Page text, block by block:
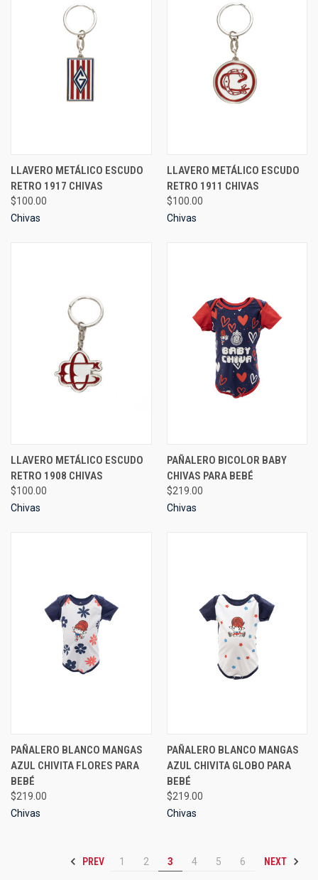
LLAVERO METÁLICO ESCUDO
RETRO 1917 CHIVAS
$100.00
Chivas
LLAVERO METÁLICO ESCUDO
RETRO 1911 CHIVAS
$100.00
Chivas
LLAVERO METÁLICO ESCUDO
RETRO 1908 CHIVAS
$100.00
Chivas
PAÑALERO BICOLOR BABY
CHIVAS PARA BEBÉ
$219.00
Chivas
PAÑALERO BLANCO MANGAS
AZUL CHIVITA FLORES PARA
BEBÉ
$219.00
Chivas
PAÑALERO BLANCO MANGAS
AZUL CHIVITA GLOBO PARA
BEBÉ
$219.00
Chivas
PREV 1 2 3 4 5 6 NEXT